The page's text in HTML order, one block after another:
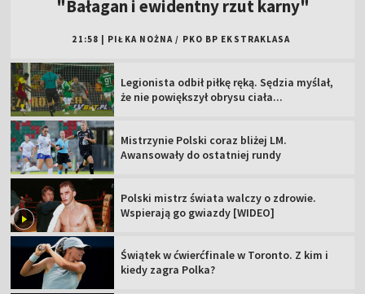
"Bałagan i ewidentny rzut karny"
21:58 PIŁKA NOŻNA / PKO BP EKSTRAKLASA
Legionista odbił piłkę ręką. Sędzia myślał,
że nie powiększył obrysu ciała...
Mistrzynie Polski coraz bliżej LM.
Awansowały do ostatniej rundy
Polski mistrz świata walczy o zdrowie.
Wspierają go gwiazdy [WIDEO]
Świątek w ćwierćfinale w Toronto. Z kim i
kiedy zagra Polka?